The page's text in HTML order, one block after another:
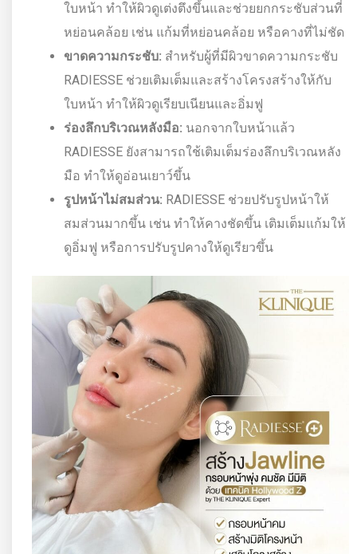
ใบหน้า ทำให้ผิวดูเต่งตึงขึ้นและช่วยยกกระชับส่วนที่
หย่อนคล้อย เช่น แก้มที่หย่อนคล้อย หรือคางที่ไม่ชัด
ขาดความกระชับ: สำหรับผู้ที่มีผิวขาดความกระชับ
RADIESSE ช่วยเติมเต็มและสร้างโครงสร้างให้กับ
ใบหน้า ทำให้ผิวดูเรียบเนียนและอิ่มฟู
ร่องลึกบริเวณหลังมือ: นอกจากใบหน้าแล้ว
RADIESSE ยังสามารถใช้เติมเต็มร่องลึกบริเวณหลัง
มือ ทำให้ดูอ่อนเยาว์ขึ้น
รูปหน้าไม่สมส่วน: RADIESSE ช่วยปรับรูปหน้าให้
สมส่วนมากขึ้น เช่น ทำให้คางชัดขึ้น เติมเต็มแก้มให้
ดูอิ่มฟู หรือการปรับรูปคางให้ดูเรียวขึ้น